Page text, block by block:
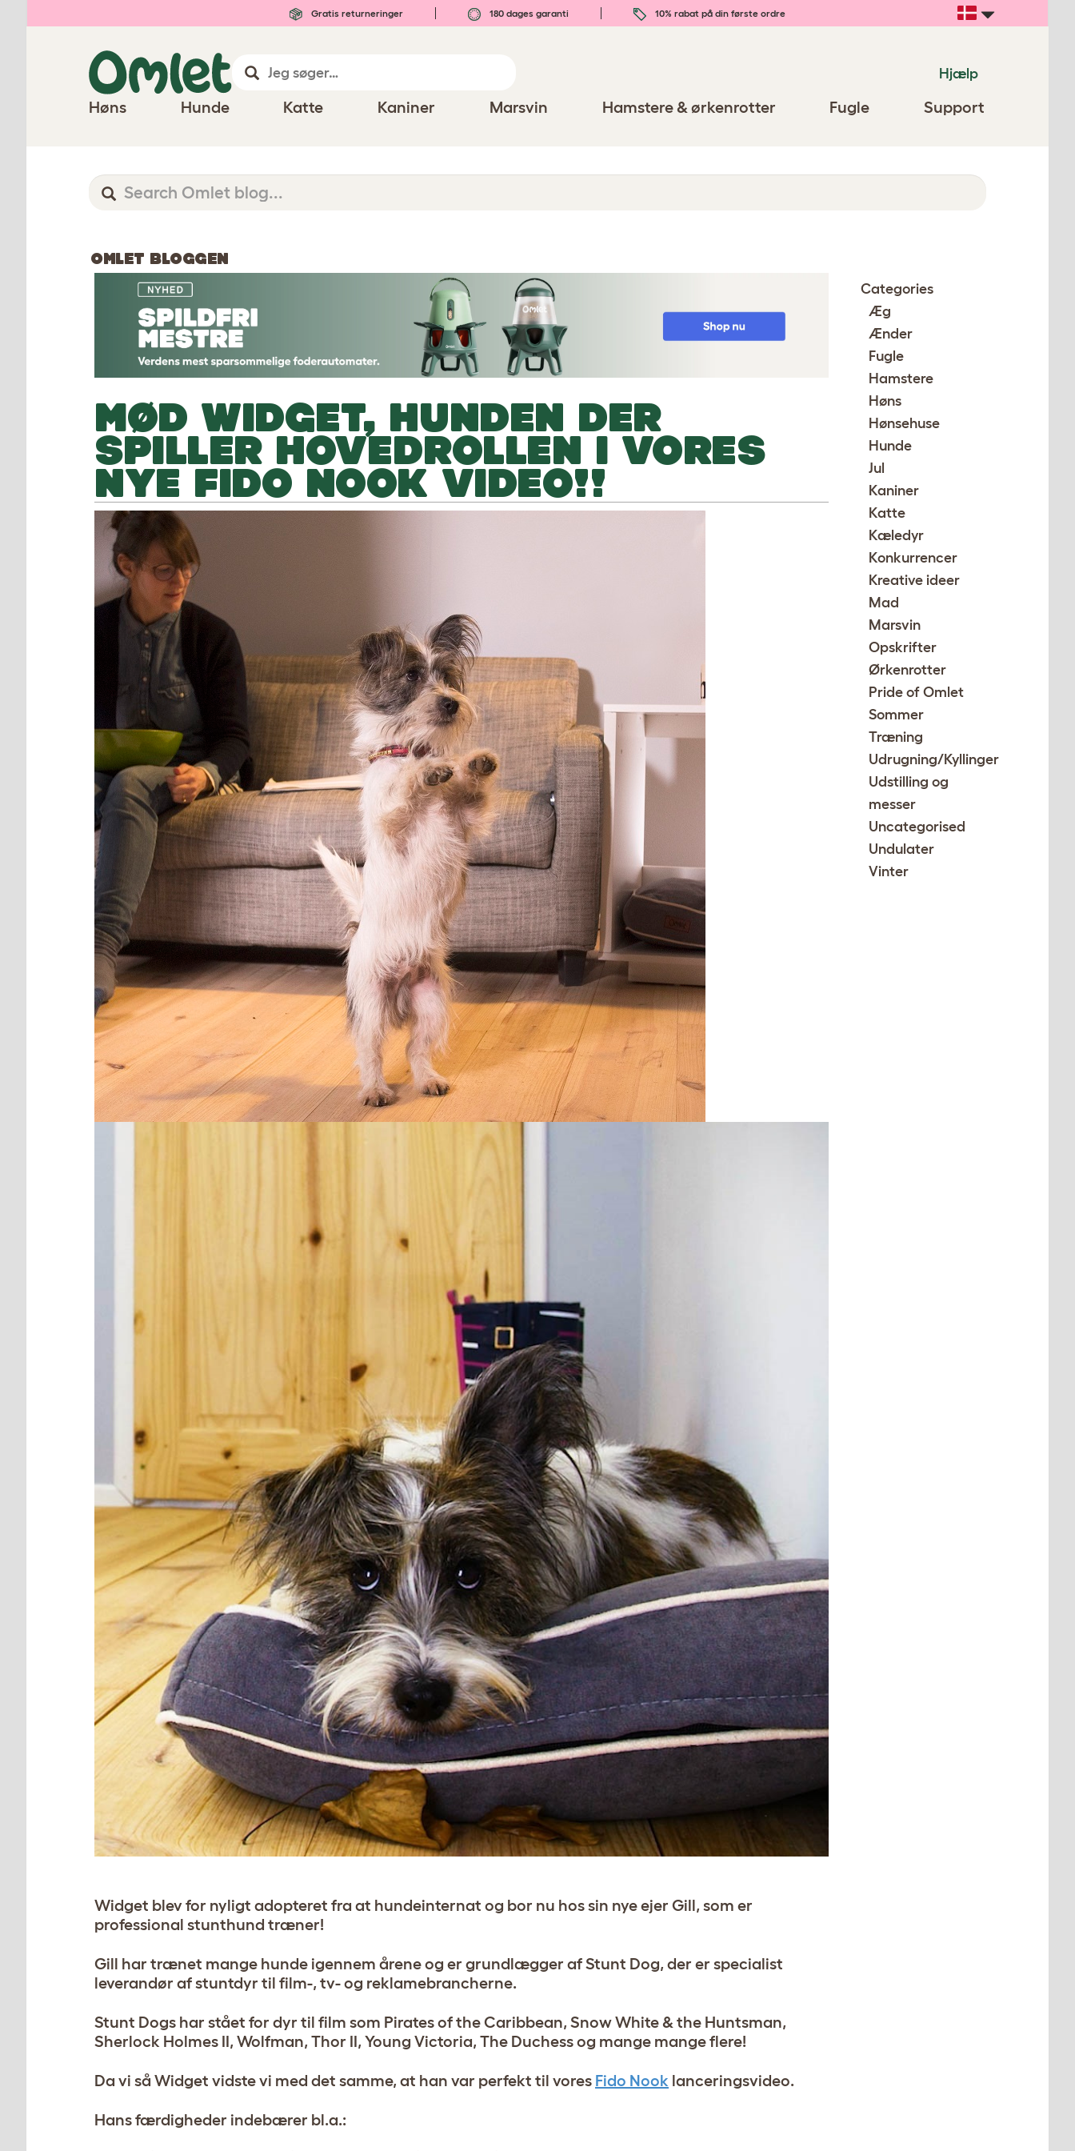
Gratis returneringer 180 dages garanti 10% rabat på din første ordre
Hjælp
Høns Hunde Katte Kaniner Marsvin Hamstere & ørkenrotter Fugle Support
OMLET BLOGGEN
MØD WIDGET, HUNDEN DER
SPILLER HOVEDROLLEN I VORES
NYE FIDO NOOK VIDEO!!
Widget blev for nyligt adopteret fra at hundeinternat og bor nu hos sin nye ejer Gill, som er
professional stunthund træner!
Gill har trænet mange hunde igennem årene og er grundlægger af Stunt Dog, der er specialist
leverandør af stuntdyr til film-, tv- og reklamebrancherne.
Stunt Dogs har stået for dyr til film som Pirates of the Caribbean, Snow White & the Huntsman,
Sherlock Holmes II, Wolfman, Thor II, Young Victoria, The Duchess og mange mange flere!
Da vi så Widget vidste vi med det samme, at han var perfekt til vores Fido Nook lanceringsvideo.
Hans færdigheder indebærer bl.a.:
Categories
Æg
Ænder
Fugle
Hamstere
Høns
Hønsehuse
Hunde
Jul
Kaniner
Katte
Kæledyr
Konkurrencer
Kreative ideer
Mad
Marsvin
Opskrifter
Ørkenrotter
Pride of Omlet
Sommer
Træning
Udrugning/Kyllinger
Udstilling og
messer
Uncategorised
Undulater
Vinter